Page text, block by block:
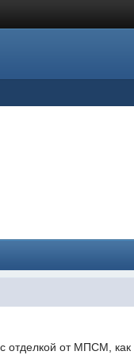
отделкой от МПСМ,